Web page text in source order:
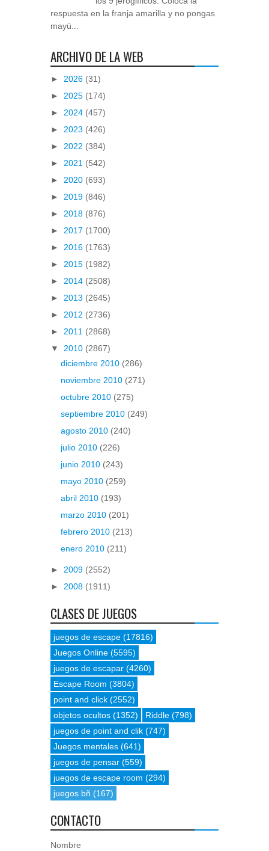
respuesta en la franja amarilla y no pongas
mayú...
ARCHIVO DE LA WEB
► 2026 (31)
► 2025 (174)
► 2024 (457)
► 2023 (426)
► 2022 (384)
► 2021 (542)
► 2020 (693)
► 2019 (846)
► 2018 (876)
► 2017 (1700)
► 2016 (1763)
► 2015 (1982)
► 2014 (2508)
► 2013 (2645)
► 2012 (2736)
► 2011 (2868)
▼ 2010 (2867)
diciembre 2010 (286)
noviembre 2010 (271)
octubre 2010 (275)
septiembre 2010 (249)
agosto 2010 (240)
julio 2010 (226)
junio 2010 (243)
mayo 2010 (259)
abril 2010 (193)
marzo 2010 (201)
febrero 2010 (213)
enero 2010 (211)
► 2009 (2552)
► 2008 (1911)
CLASES DE JUEGOS
juegos de escape (17816)
Juegos Online (5595)
juegos de escapar (4260)
Escape Room (3804)
point and click (2552)
objetos ocultos (1352) Riddle (798)
juegos de point and clik (747)
Juegos mentales (641)
juegos de pensar (559)
juegos de escape room (294)
juegos bñ (167)
CONTACTO
Nombre